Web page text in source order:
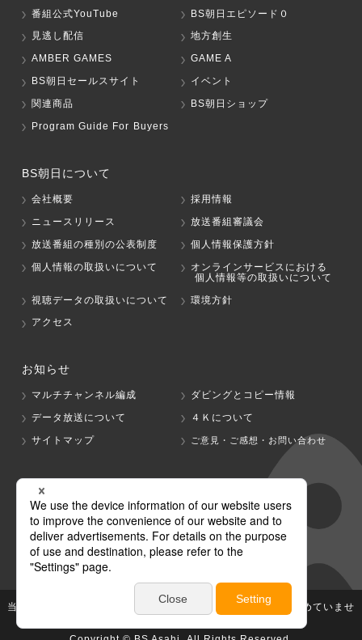
番組公式YouTube
BS朝日エピソード０
見逃し配信
地方創生
AMBER GAMES
GAME A
BS朝日セールスサイト
イベント
関連商品
BS朝日ショップ
Program Guide For Buyers
BS朝日について
会社概要
採用情報
ニュースリリース
放送番組審議会
放送番組の種別の公表制度
個人情報保護方針
個人情報の取扱いについて
オンラインサービスにおける
個人情報等の取扱いについて
視聴データの取扱いについて
環境方針
アクセス
お知らせ
マルチチャンネル編成
ダビングとコピー情報
データ放送について
４Ｋについて
サイトマップ
ご意見・ご感想・お問い合わせ
グループ会社
テレビ朝日 テレ朝チャンネル
当社が著作権、著作隣接権を有する放送番組等の無断利用は認めていませ
ん。